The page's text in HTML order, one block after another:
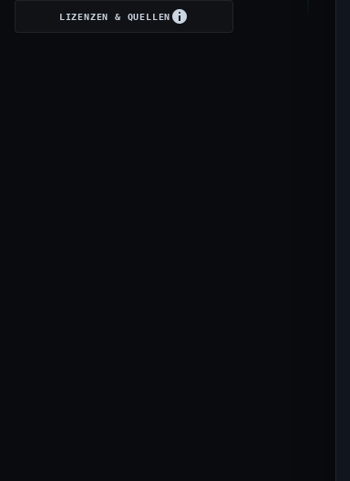
LIZENZEN & QUELLEN